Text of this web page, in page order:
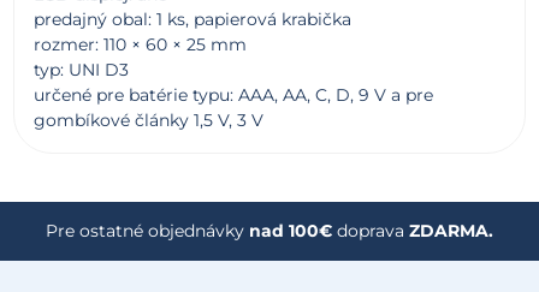
predajný obal: 1 ks, papierová krabička
rozmer: 110 × 60 × 25 mm
typ: UNI D3
určené pre batérie typu: AAA, AA, C, D, 9 V a pre
gombíkové články 1,5 V, 3 V
Pre ostatné objednávky nad 100€ doprava ZDARMA.